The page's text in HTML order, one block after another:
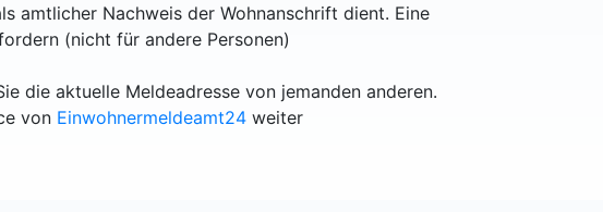
amtlicher Nachweis der Wohnanschrift dient. Eine
(nicht für andere Personen)
die aktuelle Meldeadresse von jemanden anderen.
von Einwohnermeldeamt24 weiter